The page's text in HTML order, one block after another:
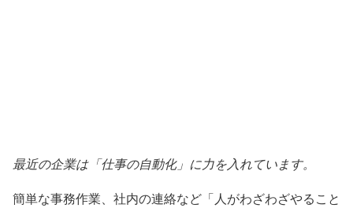
最近の企業は「仕事の自動化」に力を入れています。
簡単な事務作業、社内の連絡など「人がわざわざやること